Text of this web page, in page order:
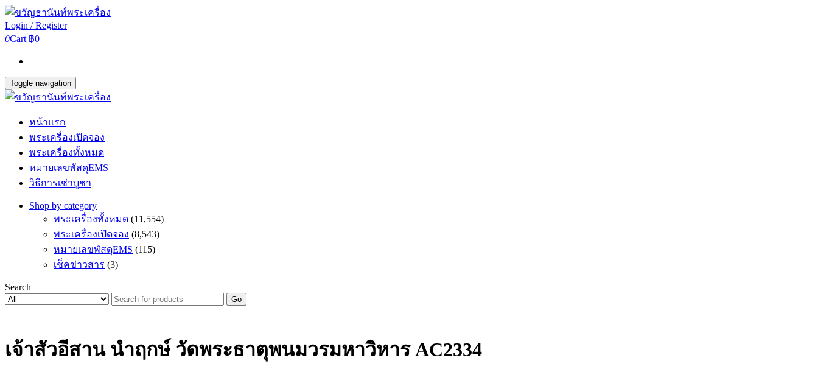
Login / Register
0Cart ฿0
Toggle navigation
หน้าแรก
พระเครื่องเปิดจอง
พระเครื่องทั้งหมด
หมายเลขพัสดุEMS
วิธีการเช่าบูชา
Shop by category
พระเครื่องทั้งหมด (11,554)
พระเครื่องเปิดจอง (8,543)
หมายเลขพัสดุEMS (115)
เช็คข่าวสาร (3)
Search
Go
เจ้าสัวอีสาน นำฤกษ์ วัดพระธาตุพนมวรมหาวิหาร AC2334